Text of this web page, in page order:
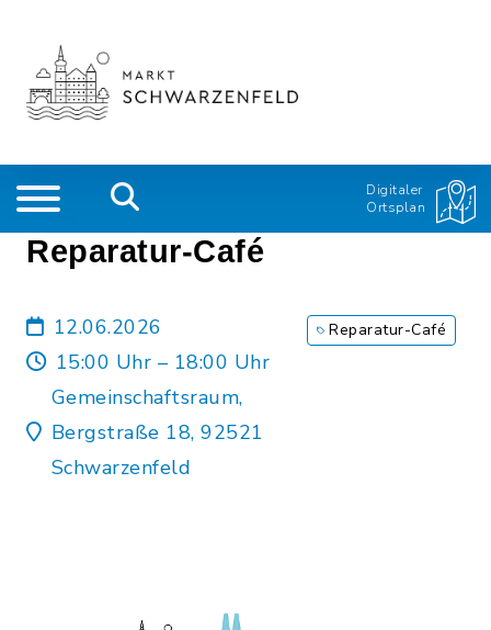
Digitaler
Ortsplan
Reparatur-Café
12.06.2026
15:00 Uhr – 18:00 Uhr
Gemeinschaftsraum,
Bergstraße 18, 92521
Schwarzenfeld
Reparatur-Café